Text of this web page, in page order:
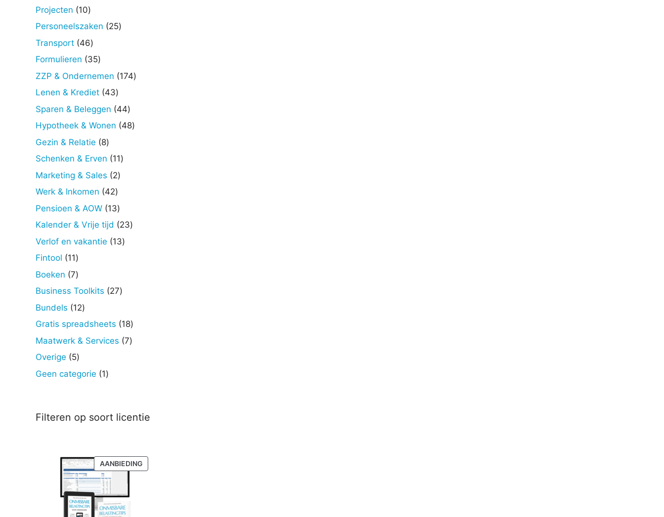
Projecten 1010
producten
Personeelszaken 2525
Transport 4646
producten
Formulieren 3535
producten
ZZP & Ondernemen 174174
Lenen & Krediet 4343
producten
Sparen & Beleggen 4444
producten
Hypotheek & Wonen 4848
Gezin & Relatie 88
producten
Schenken & Erven 1111
Marketing & Sales 22
Werk & Inkomen 4242
producten
Pensioen & AOW 1313
producten
Kalender & Vrije tijd 2323
Verlof en vakantie 1313
Fintool 1111
producten
Boeken 77
producten
Business Toolkits 2727
Bundels 1212
producten
Gratis spreadsheets 1818
producten
Maatwerk & Services 77
Overige 55
producten
Geen categorie 11
Filteren op soort licentie
AANBIEDINGPRODUCT
IN